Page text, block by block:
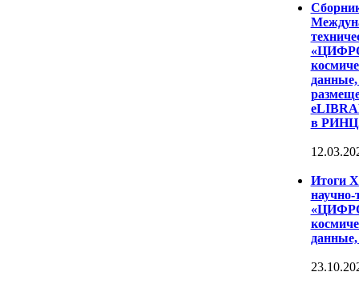
данные,
в
Итоги
научно-
данные,